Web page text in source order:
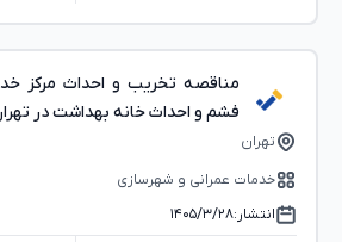
مناقصه تخریب و احداث مرکز
فشم و احداث خانه بهداشت در
تهران
خدمات عمرانی و شهرسازی
انتشار:۱۴۰۵/۳/۲۸